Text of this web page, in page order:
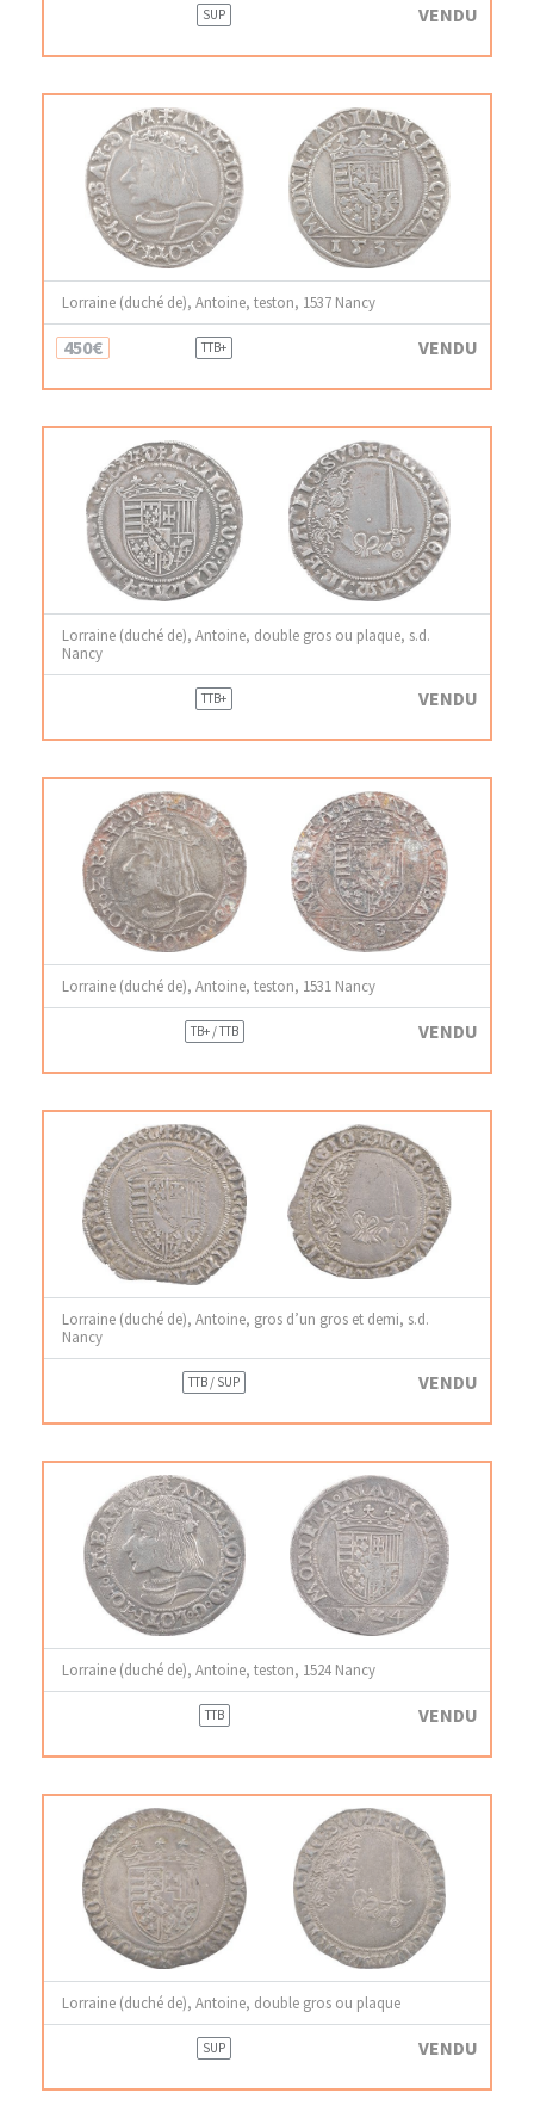
SUP VENDU
Lorraine (duché de), Antoine, teston, 1537 Nancy
450€ TTB+ VENDU
Lorraine (duché de), Antoine, double gros ou plaque, s.d.
Nancy
TTB+ VENDU
Lorraine (duché de), Antoine, teston, 1531 Nancy
TB+ / TTB VENDU
Lorraine (duché de), Antoine, gros d’un gros et demi, s.d.
Nancy
TTB / SUP VENDU
Lorraine (duché de), Antoine, teston, 1524 Nancy
TTB VENDU
Lorraine (duché de), Antoine, double gros ou plaque
SUP VENDU